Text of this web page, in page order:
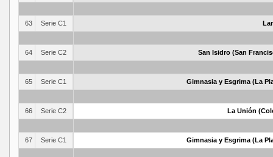
63 Serie C1
64 Serie C2 San Isidro (San
65 Serie C1 Gimnasia y Esgrima (La
66 Serie C2 La Unión
67 Serie C1 Gimnasia y Esgrima (La